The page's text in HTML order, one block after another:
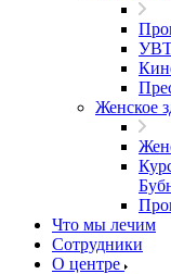
Женское
Что мы лечим
Сотрудники
О центре